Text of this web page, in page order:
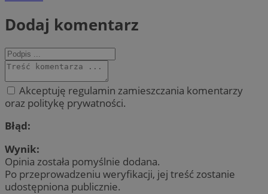
Dodaj komentarz
Akceptuję regulamin zamieszczania komentarzy
oraz politykę prywatności.
Błąd:
Wynik:
Opinia została pomyślnie dodana.
Po przeprowadzeniu weryfikacji, jej treść zostanie
udostępniona publicznie.